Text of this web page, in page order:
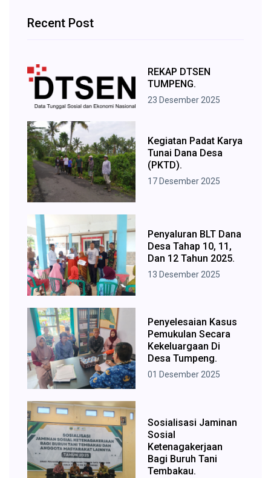
Recent Post
REKAP DTSEN
TUMPENG.
23 Desember 2025
Kegiatan Padat Karya
Tunai Dana Desa
(PKTD).
17 Desember 2025
Penyaluran BLT Dana
Desa Tahap 10, 11,
Dan 12 Tahun 2025.
13 Desember 2025
Penyelesaian Kasus
Pemukulan Secara
Kekeluargaan Di
Desa Tumpeng.
01 Desember 2025
Sosialisasi Jaminan
Sosial
Ketenagakerjaan
Bagi Buruh Tani
Tembakau.